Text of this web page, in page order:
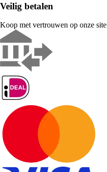
Veilig betalen
Koop met vertrouwen op onze site